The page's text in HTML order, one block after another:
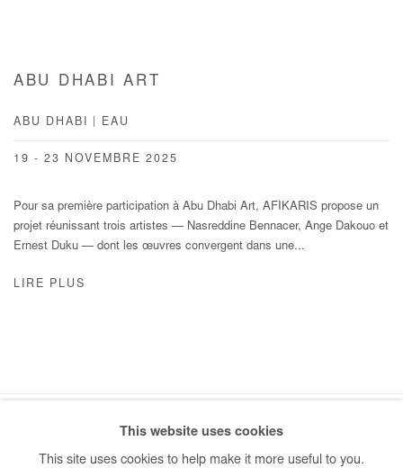
ABU DHABI ART
ABU DHABI | EAU
19 - 23 NOVEMBRE 2025
Pour sa première participation à Abu Dhabi Art, AFIKARIS propose un
projet réunissant trois artistes — Nasreddine Bennacer, Ange Dakouo et
Ernest Duku — dont les œuvres convergent dans une...
LIRE PLUS
COPYRIGHT © #2026# AFIKARIS SITE BY ARTLOGIC
This website uses cookies
This site uses cookies to help make it more useful to you.